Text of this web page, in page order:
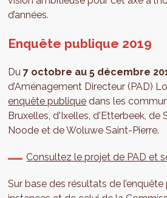
d’années.
Enquête publique 2019
Du7 octobre au 5 décembre
d’Aménagement Directeur (PAD)
enquête publique dans les
Bruxelles, d'Ixelles, d'Etterbeek, de
Noode et de Woluwe Saint-Pierre.
Consultez le projet de PAD et
Sur base des résultats de l’enquête